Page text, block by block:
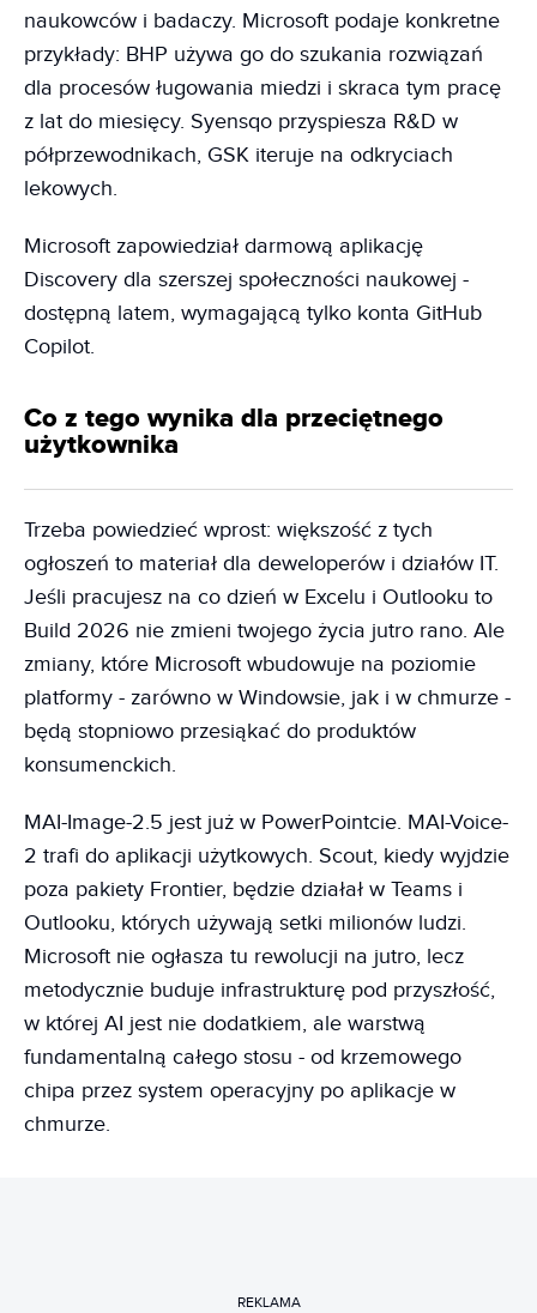
naukowców i badaczy. Microsoft podaje konkretne
przykłady: BHP używa go do szukania rozwiązań
dla procesów ługowania miedzi i skraca tym pracę
z lat do miesięcy. Syensqo przyspiesza R&D w
półprzewodnikach, GSK iteruje na odkryciach
lekowych.
Microsoft zapowiedział darmową aplikację
Discovery dla szerszej społeczności naukowej -
dostępną latem, wymagającą tylko konta GitHub
Copilot.
Co z tego wynika dla przeciętnego
użytkownika
Trzeba powiedzieć wprost: większość z tych
ogłoszeń to materiał dla deweloperów i działów IT.
Jeśli pracujesz na co dzień w Excelu i Outlooku to
Build 2026 nie zmieni twojego życia jutro rano. Ale
zmiany, które Microsoft wbudowuje na poziomie
platformy - zarówno w Windowsie, jak i w chmurze -
będą stopniowo przesiąkać do produktów
konsumenckich.
MAI-Image-2.5 jest już w PowerPointcie. MAI-Voice-
2 trafi do aplikacji użytkowych. Scout, kiedy wyjdzie
poza pakiety Frontier, będzie działał w Teams i
Outlooku, których używają setki milionów ludzi.
Microsoft nie ogłasza tu rewolucji na jutro, lecz
metodycznie buduje infrastrukturę pod przyszłość,
w której AI jest nie dodatkiem, ale warstwą
fundamentalną całego stosu - od krzemowego
chipa przez system operacyjny po aplikacje w
chmurze.
REKLAMA